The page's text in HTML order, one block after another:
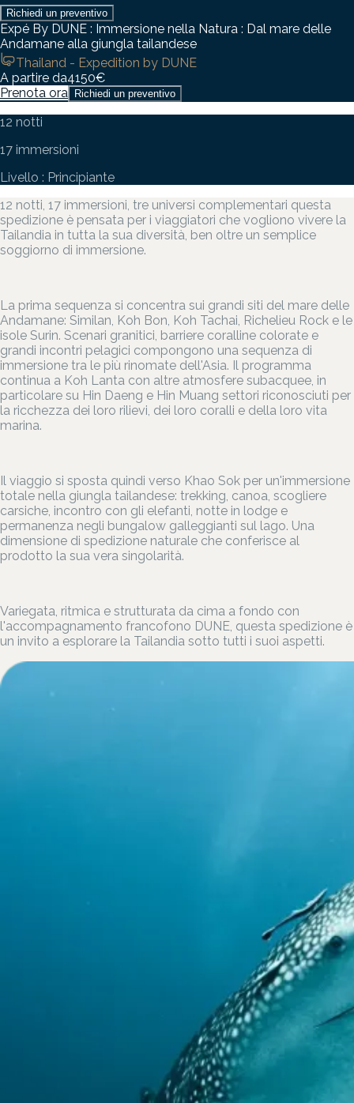
Richiedi un preventivo
Expé By DUNE : Immersione nella Natura : Dal mare delle
Andamane alla giungla tailandese
Thailand - Expedition by DUNE
A partire da4150€
Prenota ora
Richiedi un preventivo
12 notti
17 immersioni
Livello : Principiante
12 notti, 17 immersioni, tre universi complementari questa
spedizione è pensata per i viaggiatori che vogliono vivere la
Tailandia in tutta la sua diversità, ben oltre un semplice
soggiorno di immersione.
La prima sequenza si concentra sui grandi siti del mare delle
Andamane: Similan, Koh Bon, Koh Tachai, Richelieu Rock e le
isole Surin. Scenari granitici, barriere coralline colorate e
grandi incontri pelagici compongono una sequenza di
immersione tra le più rinomate dell'Asia. Il programma
continua a Koh Lanta con altre atmosfere subacquee, in
particolare su Hin Daeng e Hin Muang settori riconosciuti per
la ricchezza dei loro rilievi, dei loro coralli e della loro vita
marina.
Il viaggio si sposta quindi verso Khao Sok per un'immersione
totale nella giungla tailandese: trekking, canoa, scogliere
carsiche, incontro con gli elefanti, notte in lodge e
permanenza negli bungalow galleggianti sul lago. Una
dimensione di spedizione naturale che conferisce al
prodotto la sua vera singolarità.
Variegata, ritmica e strutturata da cima a fondo con
l'accompagnamento francofono DUNE, questa spedizione è
un invito a esplorare la Tailandia sotto tutti i suoi aspetti.